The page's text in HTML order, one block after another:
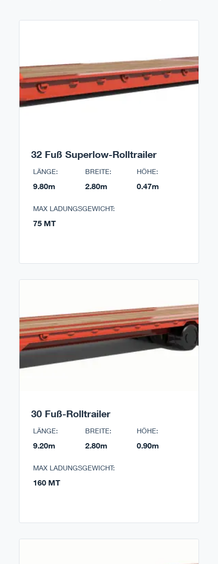
32 Fuß Superlow-Rolltrailer
LÄNGE:
9.80m
BREITE:
2.80m
HÖHE:
0.47m
MAX LADUNGSGEWICHT:
75 MT
30 Fuß-Rolltrailer
LÄNGE:
9.20m
BREITE:
2.80m
HÖHE:
0.90m
MAX LADUNGSGEWICHT:
160 MT